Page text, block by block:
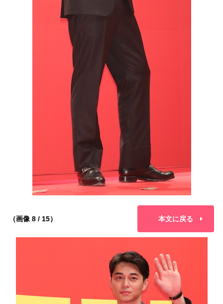
（画像 8 / 15） 本文に戻る